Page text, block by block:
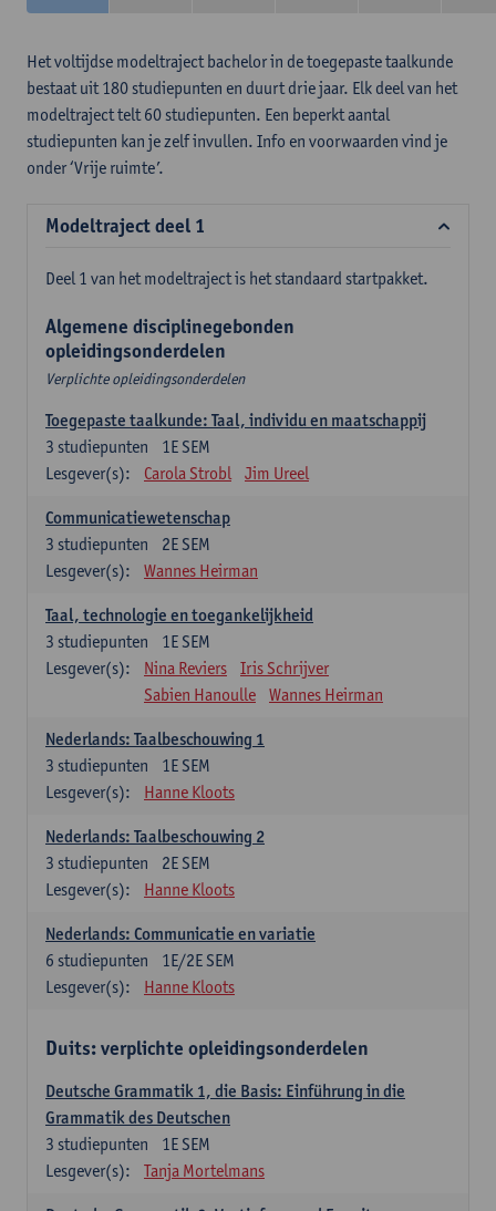
Het voltijdse modeltraject bachelor in de toegepaste taalkunde
bestaat uit 180 studiepunten en duurt drie jaar. Elk deel van het
modeltraject telt 60 studiepunten. Een beperkt aantal
studiepunten kan je zelf invullen. Info en voorwaarden vind je
onder ‘Vrije ruimte’.
Modeltraject deel 1
Deel 1 van het modeltraject is het standaard startpakket.
Algemene disciplinegebonden
opleidingsonderdelen
Verplichte opleidingsonderdelen
Toegepaste taalkunde: Taal, individu en maatschappij
1E SEM
3 studiepunten
Lesgever(s):
Carola Strobl Jim Ureel
Communicatiewetenschap
2E SEM
3 studiepunten
Lesgever(s):
Wannes Heirman
Taal, technologie en toegankelijkheid
1E SEM
3 studiepunten
Lesgever(s):
Nina Reviers
Iris Schrijver
Sabien Hanoulle
Wannes Heirman
Nederlands: Taalbeschouwing 1
1E SEM
3 studiepunten
Lesgever(s):
Hanne Kloots
Nederlands: Taalbeschouwing 2
2E SEM
3 studiepunten
Lesgever(s):
Hanne Kloots
Nederlands: Communicatie en variatie
1E/2E SEM
6 studiepunten
Lesgever(s):
Hanne Kloots
Duits: verplichte opleidingsonderdelen
Deutsche Grammatik 1, die Basis: Einführung in die
Grammatik des Deutschen
1E SEM
3 studiepunten
Lesgever(s):
Tanja Mortelmans